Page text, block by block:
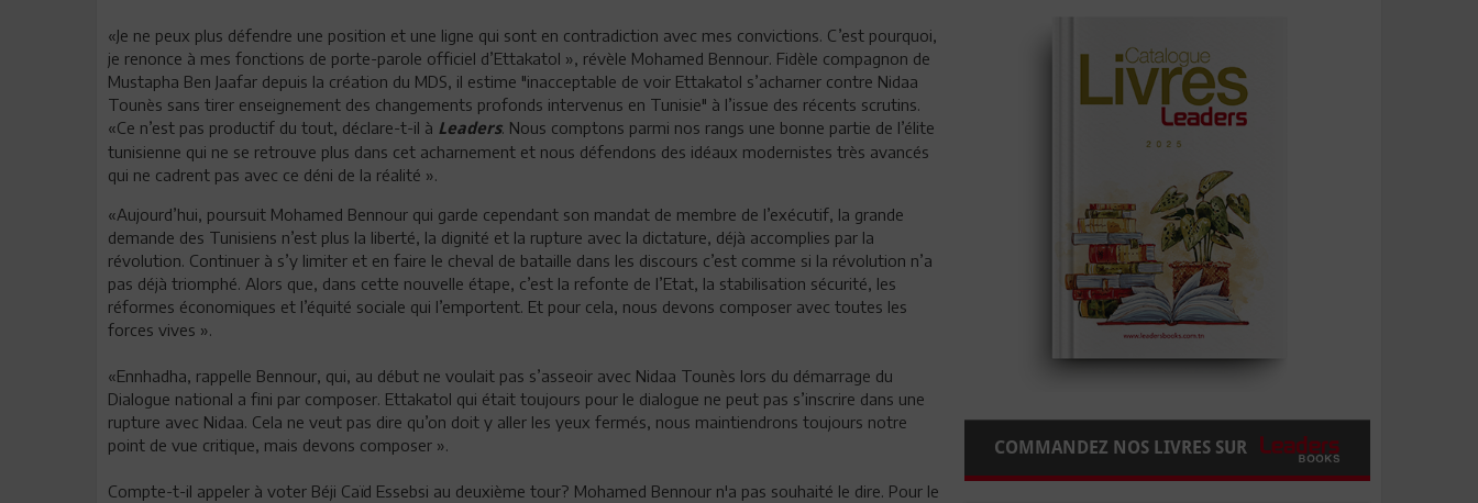
«Je ne peux plus défendre une position et une ligne qui sont en contradiction avec mes convictions. C’est pourquoi,
je renonce à mes fonctions de porte-parole officiel d’Ettakatol », révèle Mohamed Bennour. Fidèle compagnon de
Mustapha Ben Jaafar depuis la création du MDS, il estime "inacceptable de voir Ettakatol s’acharner contre Nidaa
Tounès sans tirer enseignement des changements profonds intervenus en Tunisie" à l’issue des récents scrutins.
«Ce n’est pas productif du tout, déclare-t-il à Leaders. Nous comptons parmi nos rangs une bonne partie de l’élite
tunisienne qui ne se retrouve plus dans cet acharnement et nous défendons des idéaux modernistes très avancés
qui ne cadrent pas avec ce déni de la réalité ».
«Aujourd’hui, poursuit Mohamed Bennour qui garde cependant son mandat de membre de l’exécutif, la grande
demande des Tunisiens n’est plus la liberté, la dignité et la rupture avec la dictature, déjà accomplies par la
révolution. Continuer à s’y limiter et en faire le cheval de bataille dans les discours c’est comme si la révolution n’a
pas déjà triomphé. Alors que, dans cette nouvelle étape, c’est la refonte de l’Etat, la stabilisation sécurité, les
réformes économiques et l’équité sociale qui l’emportent. Et pour cela, nous devons composer avec toutes les
forces vives ».
«Ennhadha, rappelle Bennour, qui, au début ne voulait pas s’asseoir avec Nidaa Tounès lors du démarrage du
Dialogue national a fini par composer. Ettakatol qui était toujours pour le dialogue ne peut pas s’inscrire dans une
rupture avec Nidaa. Cela ne veut pas dire qu’on doit y aller les yeux fermés, nous maintiendrons toujours notre
point de vue critique, mais devons composer ».
Compte-t-il appeler à voter Béji Caïd Essebsi au deuxième tour? Mohamed Bennour n'a pas souhaité le dire. Pour le
COMMANDEZ NOS LIVRES SUR